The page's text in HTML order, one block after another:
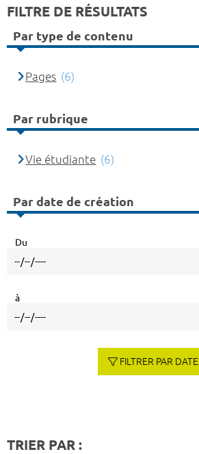
FILTRE DE RÉSULTATS
Par type de contenu
Pages (6)
Par rubrique
Vie étudiante (6)
Par date de création
Du
à
FILTRER PAR DATE
TRIER PAR :